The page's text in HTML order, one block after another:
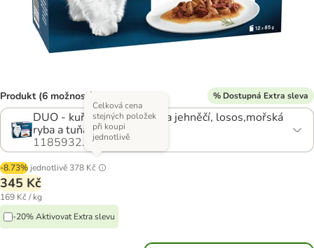
Produkt (6 možností) % Dostupná Extra sleva
DUO - kuře a hovězí, krůtí a jehněčí, losos,mořská
ryba a tuňák
1185932.6
-8.73% jednotlivě 378 Kč
Celková cena
stejných položek
při koupi
jednotlivě
345 Kč
169 Kč / kg
-20% Aktivovat Extra slevu